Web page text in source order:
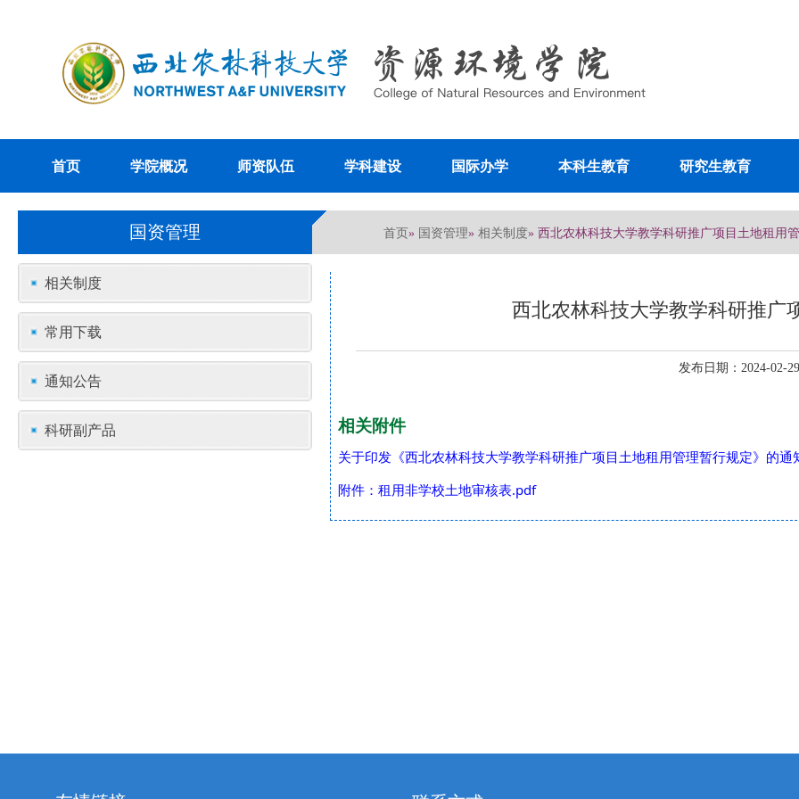
首页 学院概况 师资队伍 学科建设 国际办学 本科生教育 研究生教育
国资管理 首页» 国资管理» 相关制度» 西北农林科技大学教学科研推广项目土地租用
相关制度
常用下载
通知公告
科研副产品
西北农林科技大学教学科研推广
发布日期：2024-02-
相关附件
关于印发《西北农林科技大学教学科研推广项目土地租用管理暂行规定》的通
附件：租用非学校土地审核表.pdf